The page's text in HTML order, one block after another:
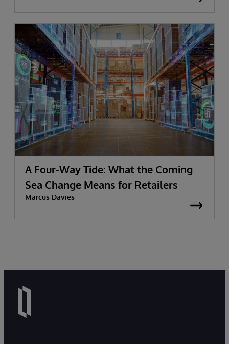
A Four-Way Tide: What the Coming
Sea Change Means for Retailers
Marcus Davies